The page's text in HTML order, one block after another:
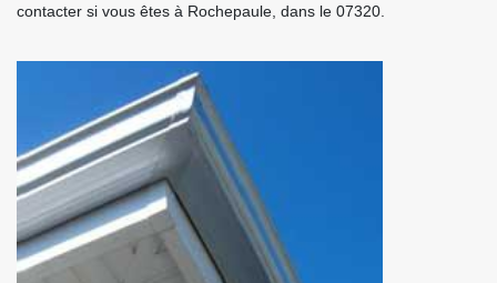
contacter si vous êtes à Rochepaule, dans le 07320.